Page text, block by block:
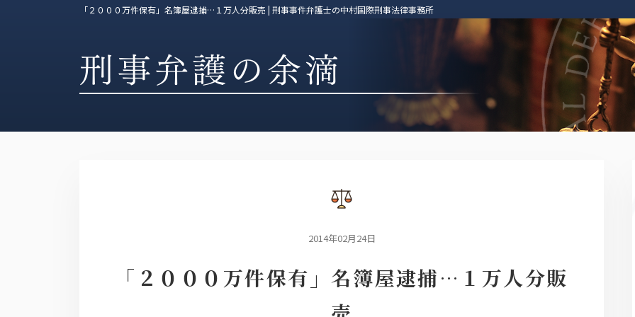
「２０００万件保有」名簿屋逮捕…１万人分販売 | 刑事事件弁護士の中村国際刑事法律事務所
2014年02月24日
「２０００万件保有」名簿屋逮捕…１万人分販